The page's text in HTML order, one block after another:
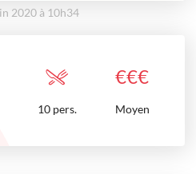
2020 à 10h34
€€€
10 pers. Moyen